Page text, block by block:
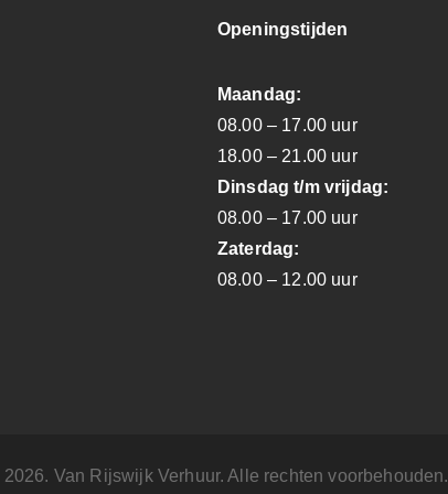
Openingstijden
Maandag:
08.00 – 17.00 uur
18.00 – 21.00 uur
Dinsdag t/m vrijdag:
08.00 – 17.00 uur
Zaterdag:
08.00 – 12.00 uur
Van Rijswijk Verhuur. Alle rechten voorbehouden.